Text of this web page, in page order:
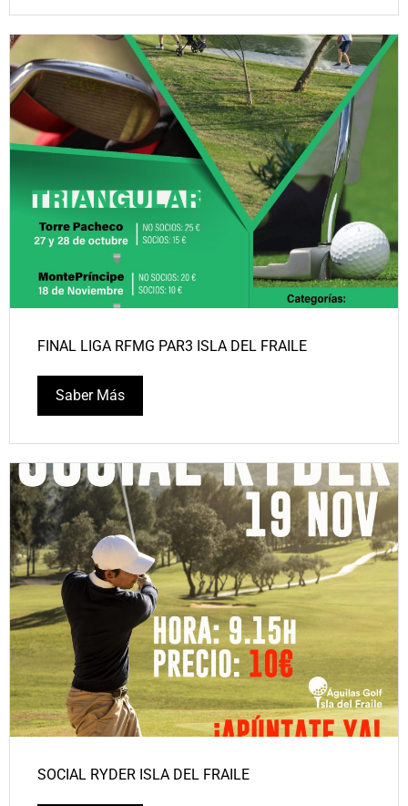
FINAL LIGA RFMG PAR3 ISLA DEL FRAILE
Saber Más
SOCIAL RYDER ISLA DEL FRAILE